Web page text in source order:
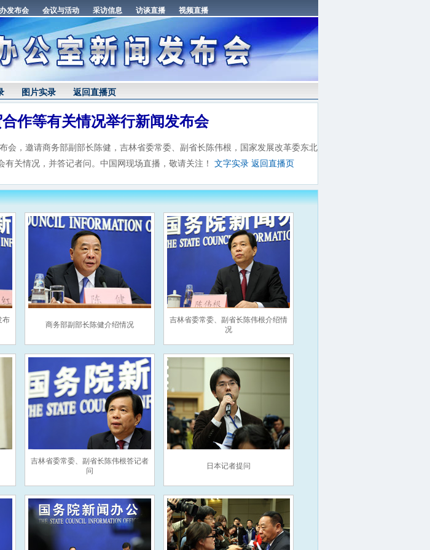
图片实录 返回直播页
作等有关情况举行新闻发布会
，邀请商务部副部长陈健，吉林省委常委、副省长陈伟根，国家发展改革委东北
关情况，并答记者问。中国网现场直播，敬请关注！ 文字实录 返回直播页
布
商务部副部长陈健介绍情况
吉林省委常委、副省长陈伟根介绍情
况
吉林省委常委、副省长陈伟根答记者
问
日本记者提问